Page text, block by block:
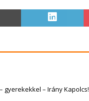
gyerekekkel – Irány Kapolcs!